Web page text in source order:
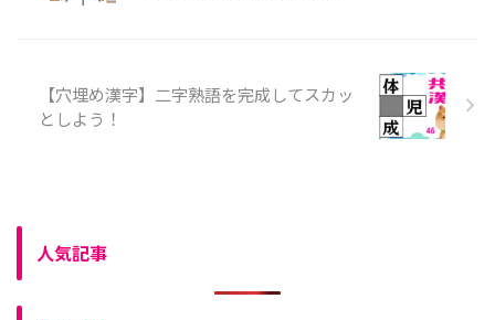
【穴埋め漢字】二字熟語を完成してスカッ
としよう！
人気記事